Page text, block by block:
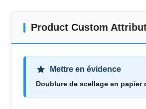
Product Custom
Mettre en évidence
Doublure de scellage en papier